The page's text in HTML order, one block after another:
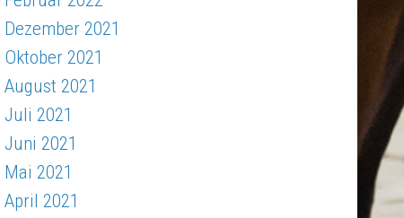
Dezember 2021
Oktober 2021
August 2021
Juli 2021
Juni 2021
Mai 2021
April 2021